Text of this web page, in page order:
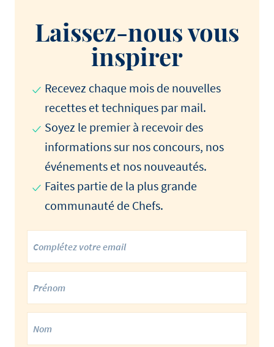
Laissez-nous vous
inspirer
Recevez chaque mois de nouvelles
recettes et techniques par mail.
Soyez le premier à recevoir des
informations sur nos concours, nos
événements et nos nouveautés.
Faites partie de la plus grande
communauté de Chefs.